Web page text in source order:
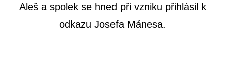
Aleš a spolek se hned při vzniku přihlásil k
odkazu Josefa Mánesa.